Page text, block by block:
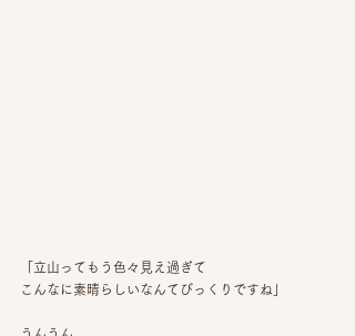
「立山ってもう色々見え過ぎて
こんなに素晴らしいなんてびっくりですね」